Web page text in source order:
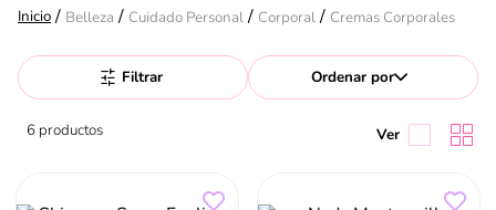
Belleza Cuidado Personal Corporal Cremas Corporales
Filtrar Ordenar por
6 productos